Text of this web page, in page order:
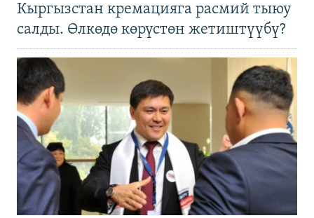
Кыргызстан кремацияга расмий тыюу
салды. Өлкөдө көрүстөн жетиштүүбү?